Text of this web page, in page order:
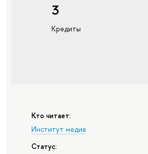
3
Кредиты
Кто читает:
Институт медиа
Статус: